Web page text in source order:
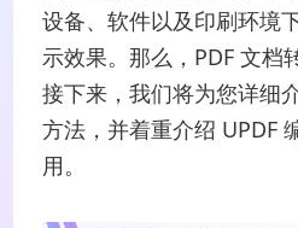
设备、软件以及印刷环境
示效果。那么，PDF 文档
接下来，我们将为您详细
方法，并着重介绍 UPDF
用。